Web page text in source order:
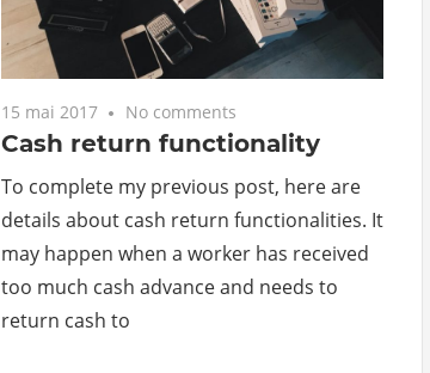
15 mai 2017 No comments
Cash return functionality
To complete my previous post, here are
details about cash return functionalities. It
may happen when a worker has received
too much cash advance and needs to
return cash to